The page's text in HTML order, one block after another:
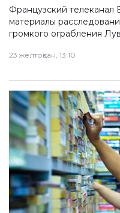
Французский телеканал
материалы
громкого ограбления
23 желтоқсан, 13:10